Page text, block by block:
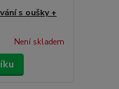
s oušky +
Není skladem